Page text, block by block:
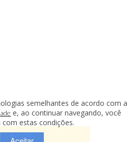
VOLTAR
semelhantes de acordo com a
e, ao continuar navegando, você
estas condições.